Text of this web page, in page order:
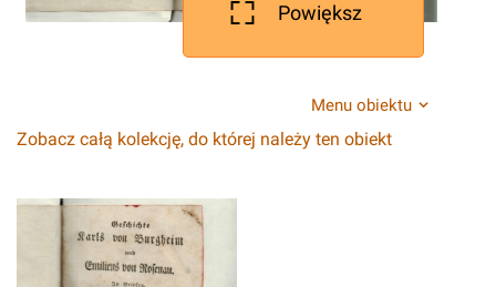
Powiększ
Menu obiektu
Zobacz całą kolekcję, do której należy ten obiekt